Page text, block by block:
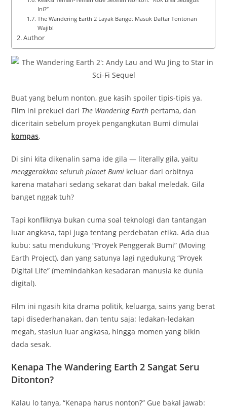
Ini?”
The Wandering Earth 2 Layak Banget Masuk Daftar Tontonan
Wajib!
Author
Buat yang belum nonton, gue kasih spoiler tipis-tipis ya.
Film ini prekuel dari The Wandering Earth pertama, dan
diceritain sebelum proyek pengangkutan Bumi dimulai
kompas.
Di sini kita dikenalin sama ide gila — literally gila, yaitu
menggerakkan seluruh planet Bumi keluar dari orbitnya
karena matahari sedang sekarat dan bakal meledak. Gila
banget nggak tuh?
Tapi konfliknya bukan cuma soal teknologi dan tantangan
luar angkasa, tapi juga tentang perdebatan etika. Ada dua
kubu: satu mendukung “Proyek Penggerak Bumi” (Moving
Earth Project), dan yang satunya lagi ngedukung “Proyek
Digital Life” (memindahkan kesadaran manusia ke dunia
digital).
Film ini ngasih kita drama politik, keluarga, sains yang berat
tapi disederhanakan, dan tentu saja: ledakan-ledakan
megah, stasiun luar angkasa, hingga momen yang bikin
dada sesak.
Kenapa The Wandering Earth 2 Sangat Seru
Ditonton?
Kalau lo tanya, “Kenapa harus nonton?” Gue bakal jawab: